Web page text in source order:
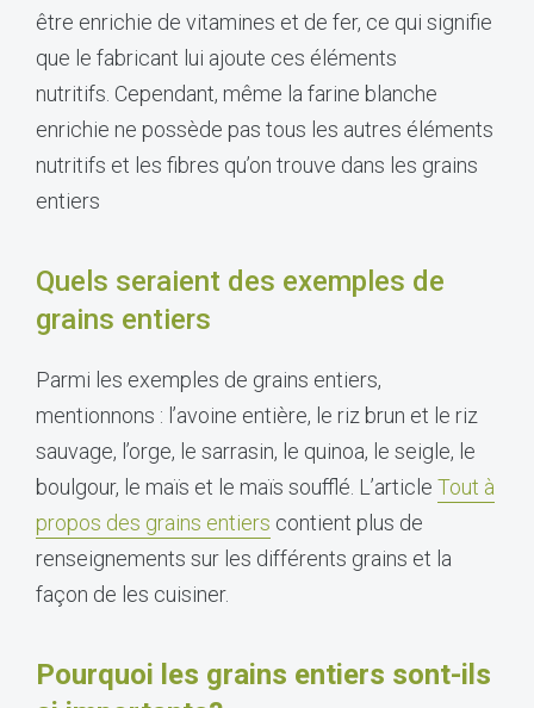
être enrichie de vitamines et de fer, ce qui signifie
que le fabricant lui ajoute ces éléments
nutritifs. Cependant, même la farine blanche
enrichie ne possède pas tous les autres éléments
nutritifs et les fibres qu’on trouve dans les grains
entiers
Quels seraient des exemples de
grains entiers
Parmi les exemples de grains entiers,
mentionnons : l’avoine entière, le riz brun et le riz
sauvage, l’orge, le sarrasin, le quinoa, le seigle, le
boulgour, le maïs et le maïs soufflé. L’article Tout à
propos des grains entiers contient plus de
renseignements sur les différents grains et la
façon de les cuisiner.
Pourquoi les grains entiers sont-ils